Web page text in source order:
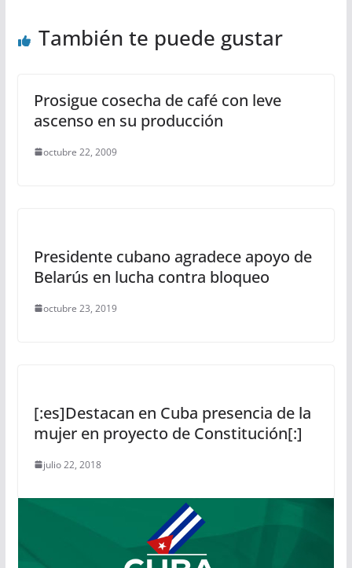
También te puede gustar
Prosigue cosecha de café con leve
ascenso en su producción
octubre 22, 2009
Presidente cubano agradece apoyo de
Belarús en lucha contra bloqueo
octubre 23, 2019
[:es]Destacan en Cuba presencia de la
mujer en proyecto de Constitución[:]
julio 22, 2018